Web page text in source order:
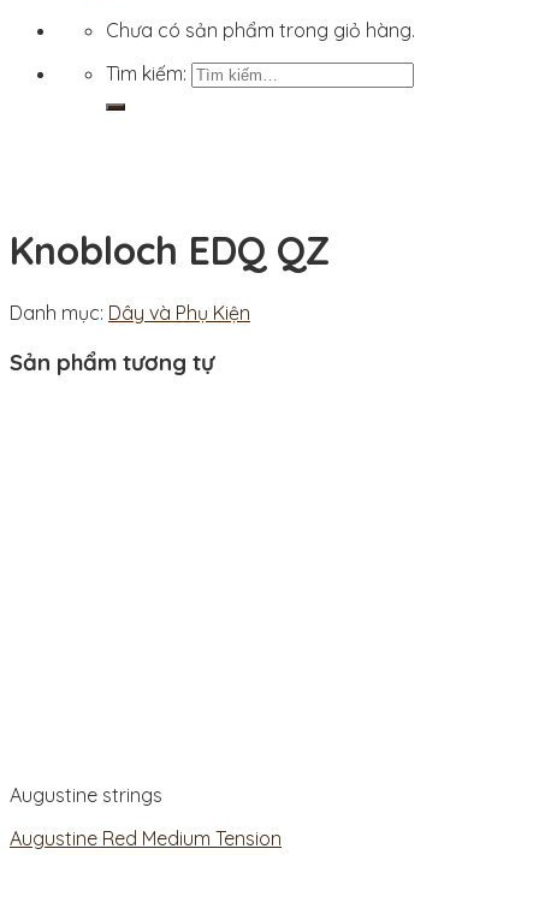
Chưa có sản phẩm trong giỏ hàng.
Tìm kiếm:
Knobloch EDQ QZ
Danh mục: Dây và Phụ Kiện
Sản phẩm tương tự
Augustine strings
Augustine Red Medium Tension